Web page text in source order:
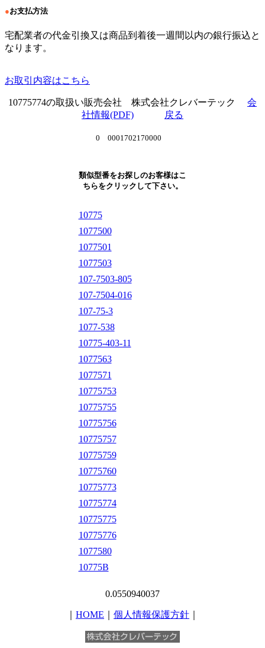
●お支払方法
宅配業者の代金引換又は商品到着後一週間以内の銀行振込と
なります。
お取引内容はこちら
10775774の取扱い販売会社 株式会社クレバーテック 会
社情報(PDF)
戻る
0 0001702170000
類似型番をお探しのお客様はこ
ちらをクリックして下さい。
10775
1077500
1077501
1077503
107-7503-805
107-7504-016
107-75-3
1077-538
10775-403-11
1077563
1077571
10775753
10775755
10775756
10775757
10775759
10775760
10775773
10775774
10775775
10775776
1077580
10775B
0.0550940037
HOME 個人情報保護方針